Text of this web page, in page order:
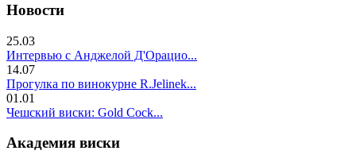
Новости
25.03
Интервью с Анджелой Д'Орацио...
14.07
Прогулка по винокурне R.Jelinek...
01.01
Чешский виски: Gold Cock...
Академия виски